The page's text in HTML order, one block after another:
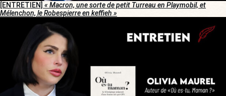
[ENTRETIEN] « Macron, une sorte de petit Turreau en Playmobil, et
Mélenchon, le Robespierre en keffieh »